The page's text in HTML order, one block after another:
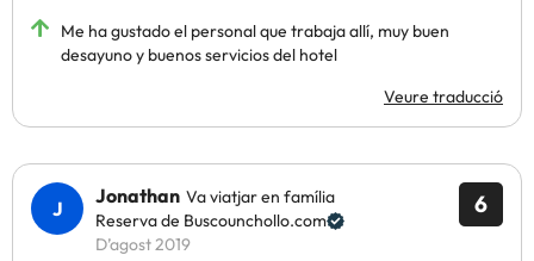
Me ha gustado el personal que trabaja allí, muy buen
desayuno y buenos servicios del hotel
Veure traducció
6
Jonathan Va viatjar en família
Reserva de Buscounchollo.com
D’agost 2019